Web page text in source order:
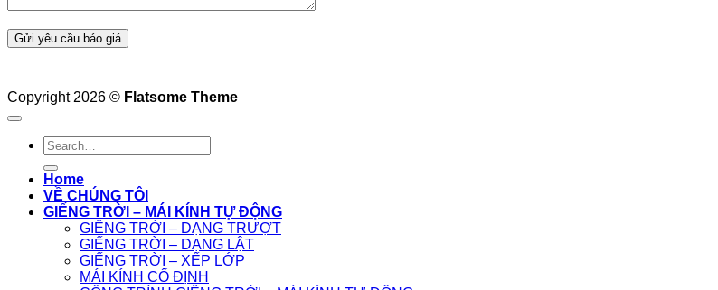
Copyright 2026 © Flatsome Theme
Home
VỀ CHÚNG TÔI
GIẾNG TRỜI – MÁI KÍNH TỰ ĐỘNG
GIẾNG TRỜI – DẠNG TRƯỢT
GIẾNG TRỜI – DẠNG LẬT
GIẾNG TRỜI – XẾP LỚP
MÁI KÍNH CỐ ĐỊNH